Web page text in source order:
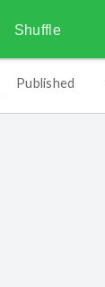
Shuffle
Published